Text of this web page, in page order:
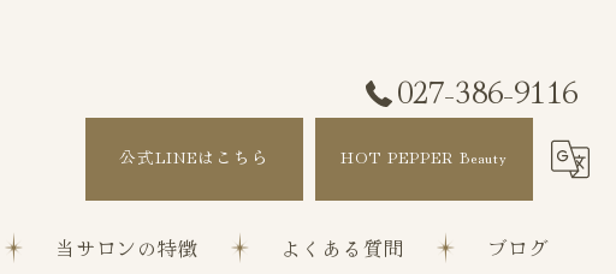
027-386-9116
公式LINEはこちら HOT PEPPER Beauty
当サロンの特徴 よくある質問 ブログ